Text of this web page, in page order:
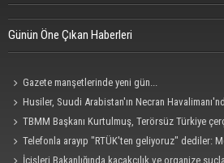
Günün Öne Çıkan Haberleri
Gazete manşetlerinde yeni gün...
Husiler, Suudi Arabistan'ın Necran
bir hedefi" vurduklarını açıkladı
TBMM Başkanı Kurtulmuş, Terörsüz Türkiye
Telefonla arayıp "RTÜK'ten geliyoruz" dediler:
tuzak ifşa oldu
İçişleri Bakanlığında kaçakçılık ve organize